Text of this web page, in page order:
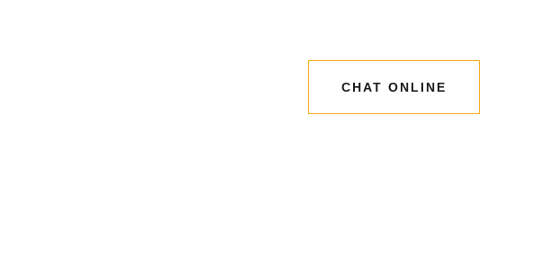
CHAT ONLINE
CHAT ONLINE